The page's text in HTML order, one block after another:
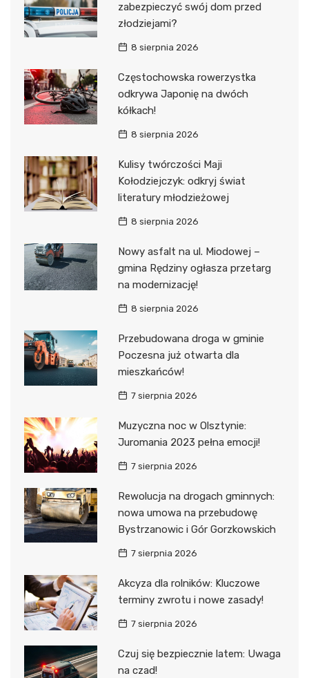
zabezpieczyć swój dom przed
złodziejami?
8 sierpnia 2026
Częstochowska rowerzystka
odkrywa Japonię na dwóch
kółkach!
8 sierpnia 2026
Kulisy twórczości Maji
Kołodziejczyk: odkryj świat
literatury młodzieżowej
8 sierpnia 2026
Nowy asfalt na ul. Miodowej –
gmina Rędziny ogłasza przetarg
na modernizację!
8 sierpnia 2026
Przebudowana droga w gminie
Poczesna już otwarta dla
mieszkańców!
7 sierpnia 2026
Muzyczna noc w Olsztynie:
Juromania 2023 pełna emocji!
7 sierpnia 2026
Rewolucja na drogach gminnych:
nowa umowa na przebudowę
Bystrzanowic i Gór Gorzkowskich
7 sierpnia 2026
Akcyza dla rolników: Kluczowe
terminy zwrotu i nowe zasady!
7 sierpnia 2026
Czuj się bezpiecznie latem: Uwaga
na czad!